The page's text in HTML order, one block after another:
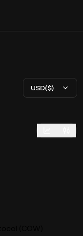
USD($)